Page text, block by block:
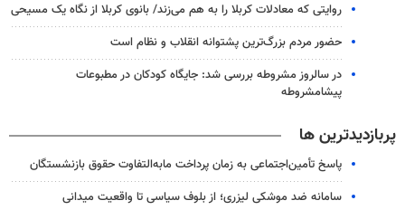
روایتی که معادلات کربلا را به هم می‌زند/ بانوی کربلا از نگاه یک مسیحی
حضور مردم بزرگ‌ترین پشتوانه انقلاب و نظام است
در سالروز مشروطه بررسی شد: جایگاه کودکان در مطبوعات
پیشامشروطه
پربازدیدترین ها
پاسخ تأمین‌اجتماعی به زمان پرداخت مابه‌التفاوت حقوق بازنشستگان
سامانه ضد موشکی لیزری؛ از بلوف سیاسی تا واقعیت میدانی